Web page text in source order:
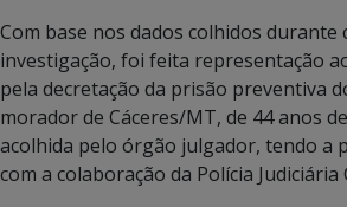
Com base nos dados colhidos durante
investigação, foi feita representação
pela decretação da prisão preventiva
morador de Cáceres/MT, de 44 anos
acolhida pelo órgão julgador, tendo a
com a colaboração da Polícia